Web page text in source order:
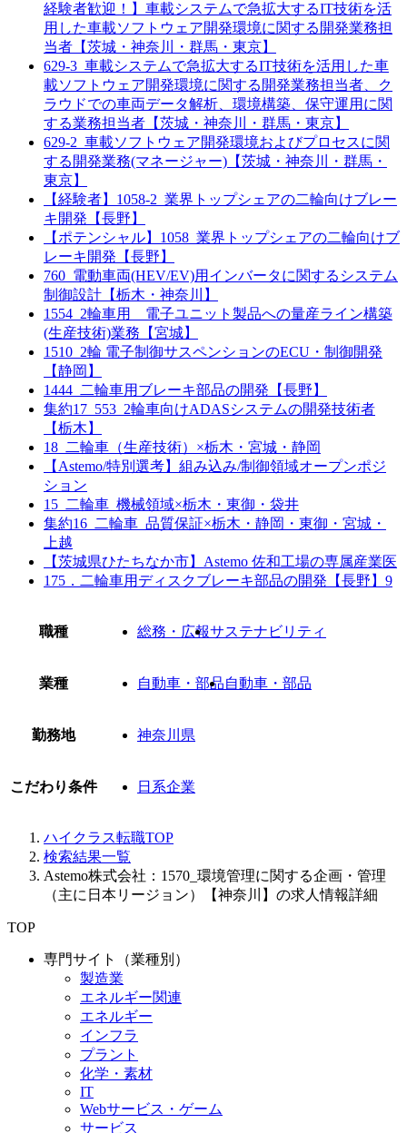
経験者歓迎！】車載システムで急拡大するIT技術を活
用した車載ソフトウェア開発環境に関する開発業務担
当者【茨城・神奈川・群馬・東京】
629-3_車載システムで急拡大するIT技術を活用した車
載ソフトウェア開発環境に関する開発業務担当者、ク
ラウドでの車両データ解析、環境構築、保守運用に関
する業務担当者【茨城・神奈川・群馬・東京】
629-2_車載ソフトウェア開発環境およびプロセスに関
する開発業務(マネージャー)【茨城・神奈川・群馬・
東京】
【経験者】1058-2_業界トップシェアの二輪向けブレー
キ開発【長野】
【ポテンシャル】1058_業界トップシェアの二輪向けブ
レーキ開発【長野】
760_電動車両(HEV/EV)用インバータに関するシステム
制御設計【栃木・神奈川】
1554_2輪車用 電子ユニット製品への量産ライン構築
(生産技術)業務【宮城】
1510_2輪 電子制御サスペンションのECU・制御開発
【静岡】
1444_二輪車用ブレーキ部品の開発【長野】
集約17_553_2輪車向けADASシステムの開発技術者
【栃木】
18_二輪車（生産技術）×栃木・宮城・静岡
【Astemo/特別選考】組み込み/制御領域オープンポジ
ション
15_二輪車_機械領域×栃木・東御・袋井
集約16_二輪車_品質保証×栃木・静岡・東御・宮城・
上越
【茨城県ひたちなか市】Astemo 佐和工場の専属産業医
175．二輪車用ディスクブレーキ部品の開発【長野】9
職種 総務・広報サステナビリティ
業種 自動車・部品自動車・部品
勤務地 神奈川県
こだわり条件 日系企業
ハイクラス転職TOP
検索結果一覧
Astemo株式会社：1570_環境管理に関する企画・管理
（主に日本リージョン）【神奈川】の求人情報詳細
TOP
専門サイト（業種別）
製造業
エネルギー関連
エネルギー
インフラ
プラント
化学・素材
IT
Webサービス・ゲーム
サービス